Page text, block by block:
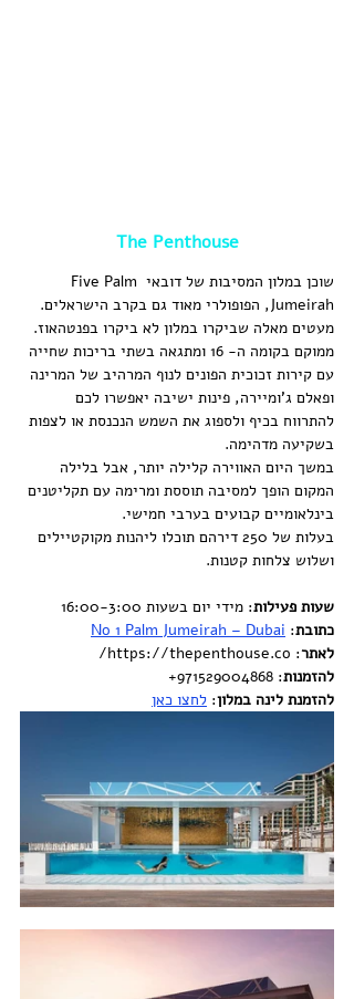
The Penthouse
שוכן במלון המסיבות של דובאי Five Palm
Jumeirah, הפופולרי מאוד גם בקרב הישראלים.
מעטים מאלה שביקרו במלון לא ביקרו בפנטהאוז.
ממוקם בקומה ה- 16 ומתגאה בשתי בריכות שחייה
עם קירות זכוכית הפונים לנוף המרהיב של המרינה
ופאלם ג'ומיירה, פינות ישיבה יאפשרו לכם
להתרווח בכיף ולספוג את השמש הנכנסת או לצפות
בשקיעה מדהימה.
במשך היום האווירה קלילה יותר, אבל בלילה
המקום הופך למסיבה תוססת ומרימה עם תקליטנים
בינלאומיים קבועים בערבי חמישי.
בעלות של 250 דירהם תוכלו ליהנות מקוקטיילים
ושלוש צלחות קטנות.
שעות פעילות: מידי יום בשעות 16:00-3:00
כתובת:
No 1 Palm Jumeirah – Dubai
לאתר: https://thepenthouse.co/
להזמנות: 971529004868+
להזמנת לינה במלון: לחצו כאן